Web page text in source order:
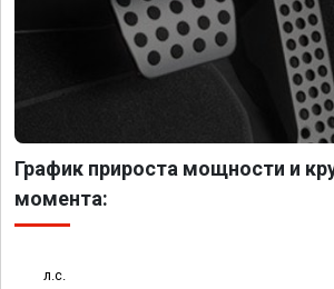
График прироста мощности и
момента:
л.с.